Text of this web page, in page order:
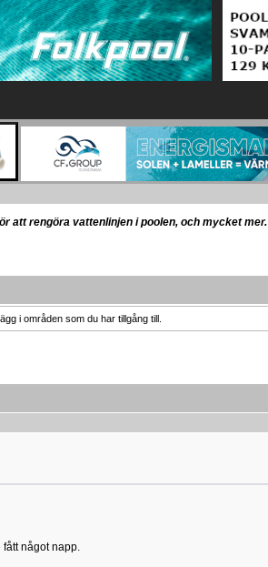
att rengöra vattenlinjen i poolen, och mycket mer.
i områden som du har tillgång till.
något napp.